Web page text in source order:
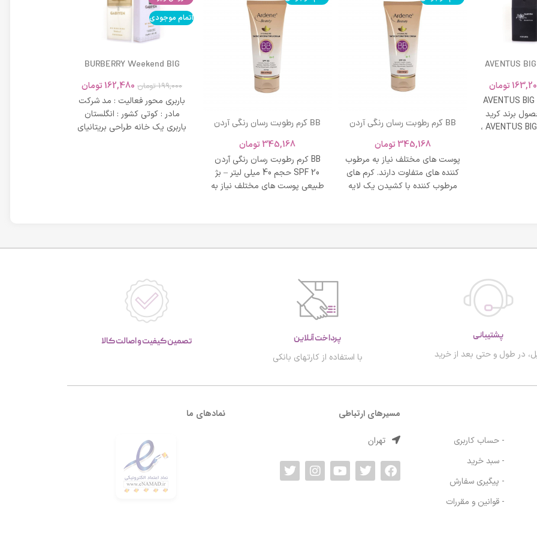
AVENTUS
تومان
AVENTUS
برند کرید
ادکلن AVENTUS BIG MODERN ،
BB کرم رطوبت رسان رنگی آردن
روشن
345,168تومان
پوست های مختلف نیاز به مرطوب
کننده های متفاوت دارند. کرم های
مرطوب کننده با کشیدن یک لایه
BB کرم رطوبت رسان رنگی آردن
طبیعی
345,168تومان
BB کرم رطوبت رسان رنگی آردن
SPF 20 حجم 40 میلی لیتر – بژ
طبیعی پوست های مختلف نیاز به
اتمام موجودی
BURBERRY Weekend BIG
199,000 تومان 162,480تومان
باربری محور فعالیت : مد شرکت
مادر : کوتی کشور : انگلستان
باربری یک خانه طراحی بریتانیای
پشتیبانی
در طول و حتی بعد از خرید
پرداخت آنلاین
با استفاده از کارتهای بانکی
تصمین کیفیت و اصالت کالا
- حساب کاربری
- سبد خرید
- پیگیری سفارش
- قوانین و مقررات
مسیرهای ارتباطی
تهران
نمادهای ما